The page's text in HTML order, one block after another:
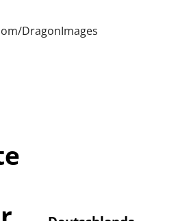
DragonImages